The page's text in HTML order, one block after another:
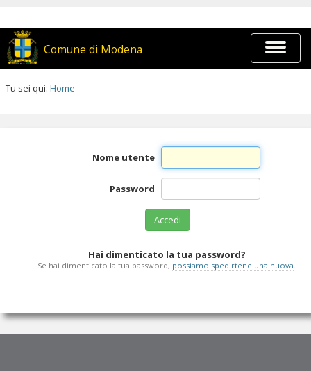
contenuti.
Salta
alla
Comune di Modena
Espandi
barra
di
Tu sei qui: Home
Nome utente
Password
Hai dimenticato la tua password?
Se hai dimenticato la tua password, possiamo spedirtene una nuova